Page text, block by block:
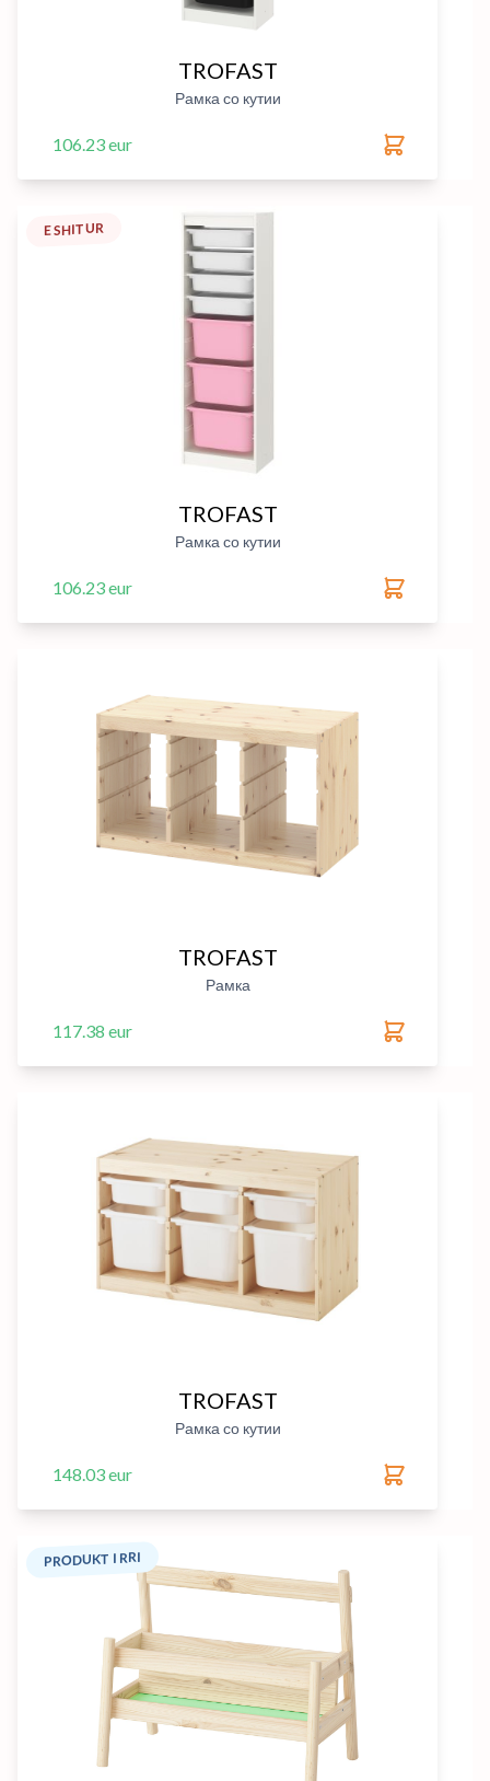
TROFAST
Рамка со кутии
106.23 eur
E SHITUR
TROFAST
Рамка со кутии
106.23 eur
TROFAST
Рамка
117.38 eur
TROFAST
Рамка со кутии
148.03 eur
PRODUKT I RRI